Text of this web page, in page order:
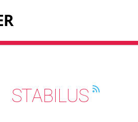
STABILUS